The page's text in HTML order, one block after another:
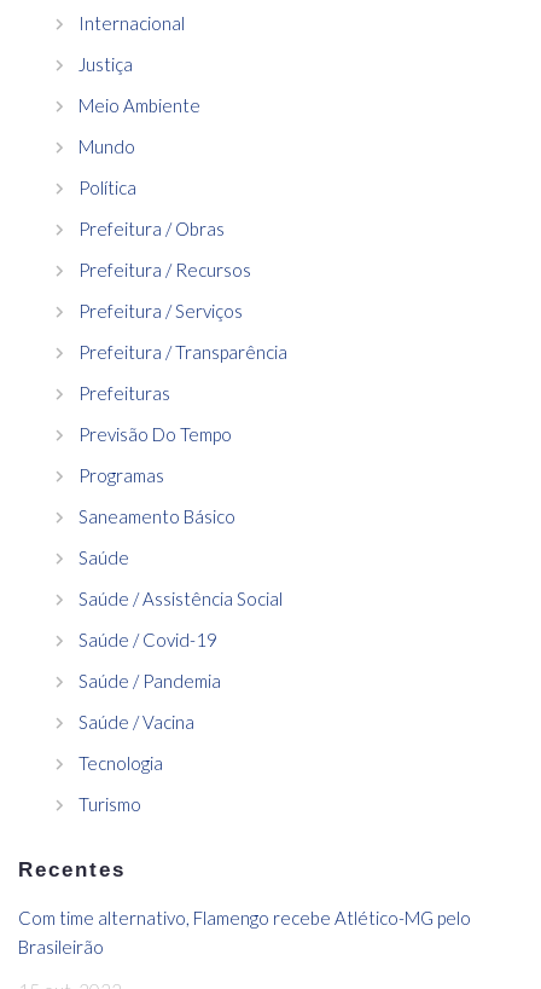
Internacional
Justiça
Meio Ambiente
Mundo
Política
Prefeitura / Obras
Prefeitura / Recursos
Prefeitura / Serviços
Prefeitura / Transparência
Prefeituras
Previsão Do Tempo
Programas
Saneamento Básico
Saúde
Saúde / Assistência Social
Saúde / Covid-19
Saúde / Pandemia
Saúde / Vacina
Tecnologia
Turismo
Recentes
Com time alternativo, Flamengo recebe Atlético-MG pelo
Brasileirão